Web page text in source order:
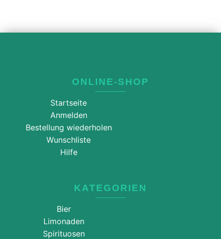
ONLINE-SHOP
Startseite
Anmelden
Bestellung wiederholen
Wunschliste
Hilfe
KATEGORIEN
Bier
Limonaden
Spirituosen